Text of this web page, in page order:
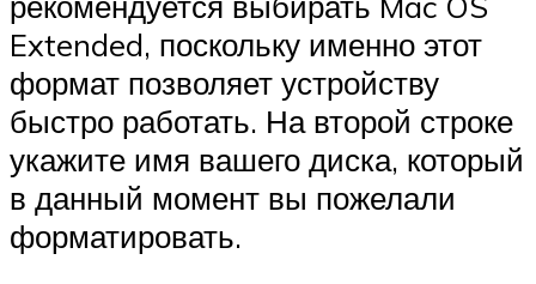
Extended, поскольку именно этот
формат позволяет устройству
быстро работать. На второй строке
укажите имя вашего диска, который
в данный момент вы пожелали
форматировать.